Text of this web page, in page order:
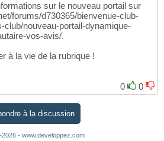
sur le nouveau portail sur
forums/d730365/bienvenue-club-
club/nouveau-portail-dynamique-
vos-avis/.
à la vie de la rubrique !
0
0
à la discussion
- www.developpez.com